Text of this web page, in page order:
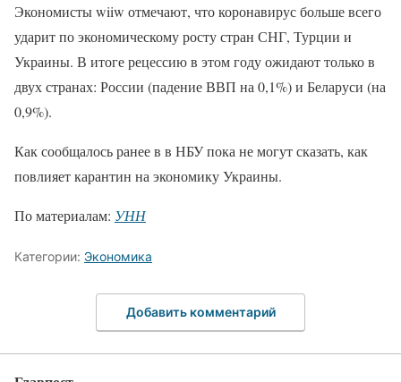
Экономисты wiiw отмечают, что коронавирус больше всего
ударит по экономическому росту стран СНГ, Турции и
Украины. В итоге рецессию в этом году ожидают только в
двух странах: России (падение ВВП на 0,1%) и Беларуси (на
0,9%).
Как сообщалось ранее в в НБУ пока не могут сказать, как
повлияет карантин на экономику Украины.
По материалам: УНН
Категории: Экономика
Добавить комментарий